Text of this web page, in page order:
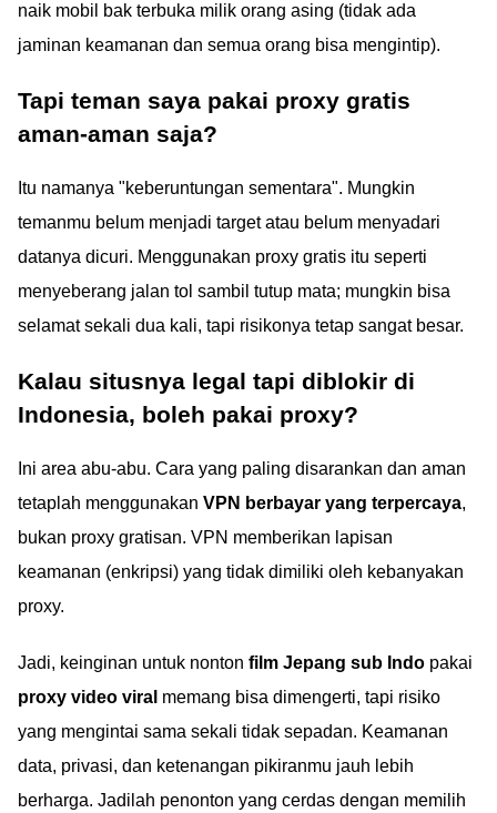
naik mobil bak terbuka milik orang asing (tidak ada
jaminan keamanan dan semua orang bisa mengintip).
Tapi teman saya pakai proxy gratis
aman-aman saja?
Itu namanya "keberuntungan sementara". Mungkin
temanmu belum menjadi target atau belum menyadari
datanya dicuri. Menggunakan proxy gratis itu seperti
menyeberang jalan tol sambil tutup mata; mungkin bisa
selamat sekali dua kali, tapi risikonya tetap sangat besar.
Kalau situsnya legal tapi diblokir di
Indonesia, boleh pakai proxy?
Ini area abu-abu. Cara yang paling disarankan dan aman
tetaplah menggunakan VPN berbayar yang terpercaya,
bukan proxy gratisan. VPN memberikan lapisan
keamanan (enkripsi) yang tidak dimiliki oleh kebanyakan
proxy.
Jadi, keinginan untuk nonton film Jepang sub Indo pakai
proxy video viral memang bisa dimengerti, tapi risiko
yang mengintai sama sekali tidak sepadan. Keamanan
data, privasi, dan ketenangan pikiranmu jauh lebih
berharga. Jadilah penonton yang cerdas dengan memilih